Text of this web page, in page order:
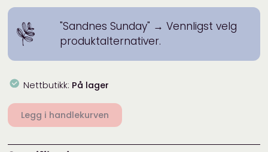
"Sandnes Sunday" → Vennligst velg
produktalternativer.
Nettbutikk: På lager
Legg i handlekurven